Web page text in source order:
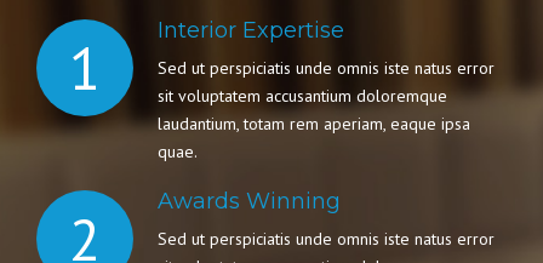
1 Interior Expertise
Sed ut perspiciatis unde omnis iste natus error
sit voluptatem accusantium doloremque
laudantium, totam rem aperiam, eaque ipsa
quae.
2 Awards Winning
Sed ut perspiciatis unde omnis iste natus error